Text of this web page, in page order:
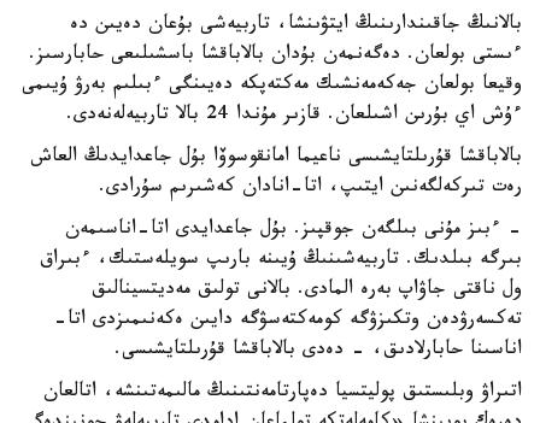
بالانىڭ جاقىندارىنىڭ ايتۋىنشا، تاربيەشى بۇعان دەيىن دە
ءىستى بولعان. دەگەنمەن بۇدان بالاباقشا باسشىلىعى حابارسىز.
وقيعا بولعان جەكەمەنشىك مەكتەپكە دەيىنگى ءبىلىم بەرۋ ۇيىمى
ءۇش اي بۇرىن اشىلعان. قازىر مۇندا 24 بالا تاربيەلەنەدى.
بالاباقشا قۇرىلتايشىسى ناعيما امانقوسوۆا بۇل جاعدايدىڭ العاش
رەت تىركەلگەنىن ايتىپ، اتا-انادان كەشىرىم سۇرادى.
- ءبىز مۇنى بىلگەن جوقپىز. بۇل جاعدايدى اتا-اناسىمەن
بىرگە بىلدىك. تاربيەشىنىڭ ۇيىنە بارىپ سويلەستىك، ءبىراق
ول ناقتى جاۋاپ بەرە المادى. بالانى تولىق مەديتسينالىق
تەكسەرۋدەن وتكىزۋگە كومەكتەسۋگە دايىن ەكەنىمىزدى اتا-
اناسىنا حابارلادىق، - دەدى بالاباقشا قۇرىلتايشىسى.
اتىراۋ وبلىستىق پوليتسيا دەپارتامەنتىنىڭ مالىمەتىنشە، اتالعان